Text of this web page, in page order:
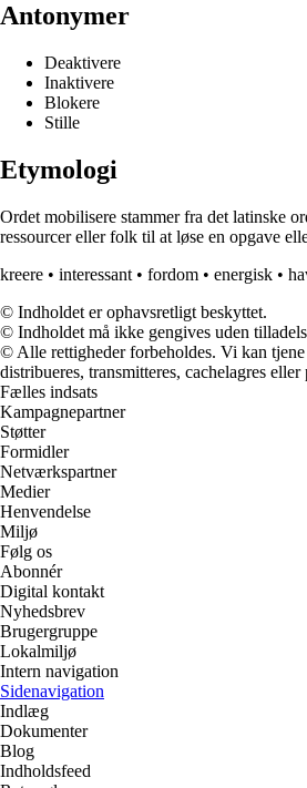
Antonymer
Deaktivere
Inaktivere
Blokere
Stille
Etymologi
Ordet mobilisere stammer fra det latinske
ressourcer eller folk til at løse en opgave
kreere • interessant • fordom • energisk •
© Indholdet er ophavsretligt beskyttet.
© Indholdet må ikke gengives uden
© Alle rettigheder forbeholdes. Vi kan tjene
distribueres, transmitteres, cachelagres
Fælles indsats
Kampagnepartner
Støtter
Formidler
Netværkspartner
Medier
Henvendelse
Miljø
Følg os
Abonnér
Digital kontakt
Nyhedsbrev
Brugergruppe
Lokalmiljø
Intern navigation
Sidenavigation
Indlæg
Dokumenter
Blog
Indholdsfeed